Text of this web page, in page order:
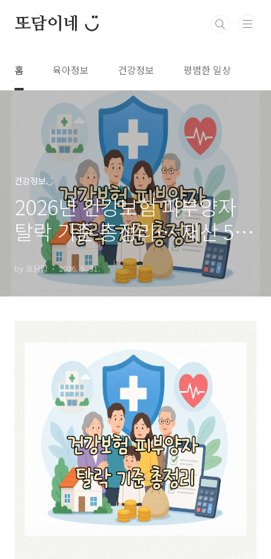
또담이네 ◡̈
홈 육아정보 건강정보 평범한 일상
건강정보◡̈
2026년 건강보험 피부양자
탈락 기준 총정리… 재산 5억
넘으면 무조건 제외될까?
by 또담맘 2026. 5. 31.